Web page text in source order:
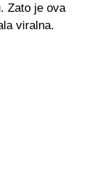
Zato je ova
viralna.